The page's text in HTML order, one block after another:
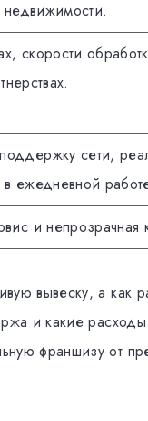
недвижимости.
скорости
сети,
ежедневной
и непрозрачная
вывеску, а как
и какие
франшизу от